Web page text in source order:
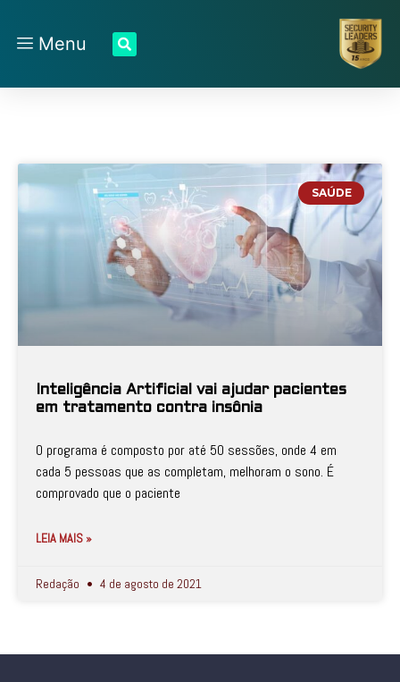
Menu
SAÚDE
Inteligência Artificial vai ajudar pacientes
em tratamento contra insônia
O programa é composto por até 50 sessões, onde 4 em
cada 5 pessoas que as completam, melhoram o sono. É
comprovado que o paciente
LEIA MAIS »
Redação 4 de agosto de 2021